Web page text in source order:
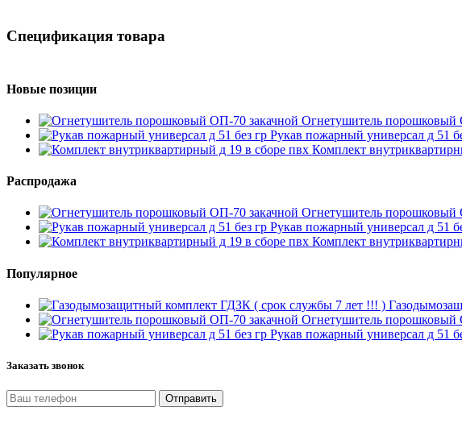
Спецификация товара
Новые позиции
Огнетушитель порошковый
Рукав пожарный универсал д 51
Комплект
Распродажа
Огнетушитель порошковый
Рукав пожарный универсал д 51
Комплект
Популярное
Огнетушитель порошковый
Рукав пожарный универсал д 51
Заказать звонок
Отправить